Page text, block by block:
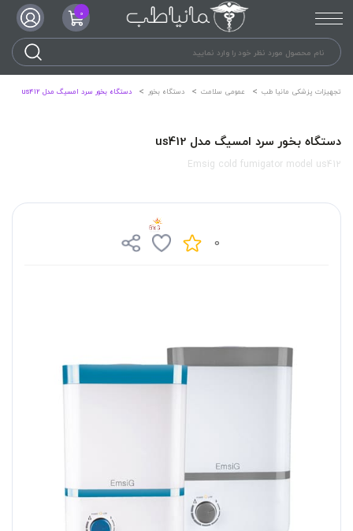
0
تجهیزات پزشکی مانیا طب عمومی سلامت دستگاه بخور دستگاه بخور سرد امسیگ مدل us412
دستگاه بخور سرد امسیگ مدل us412
Emsig cold fumigator model us412
0